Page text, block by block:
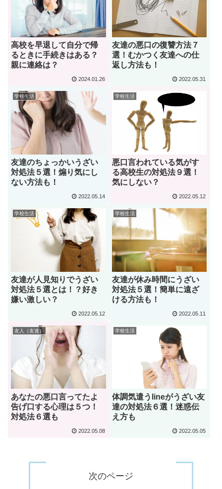
高校を早退して自分で帰
るときに手続きはある？
親に連絡は？
2024.01.26
友達の悪口の復讐方法７
選！むかつく友達への仕
返し方法も！
2022.05.31
学校生活
友達のちょっかいうざい
対処法５選！煽り気にし
ない方法も！
2022.05.14
学校生活
悪口言われている気がす
る高校生の対処法９選！
気にしない？
2022.05.12
学校生活
友達が人見知りでうざい
対処法５選とは！？好き
嫌い激しい？
2022.05.12
学校生活
友達が休み時間にうざい
対処法５選！簡単に遠ざ
ける方法も！
2022.05.11
友人（友達）
あなたの悪口言ってたよ
告げ口する心理は５つ！
対処法６選も
2022.05.08
学校生活
体調気遣うlineがうざい友
達の対処法６選！迷惑伝
え方も
2022.05.05
次のページ